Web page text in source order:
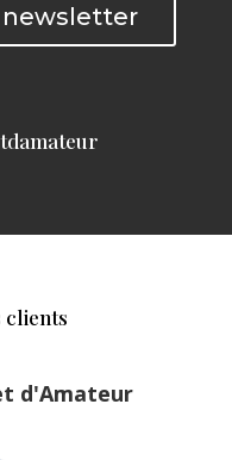
newsletter
clients
d'Amateur